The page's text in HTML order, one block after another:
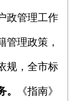
政管理工作
管理政策，
规，全市标
《指南》